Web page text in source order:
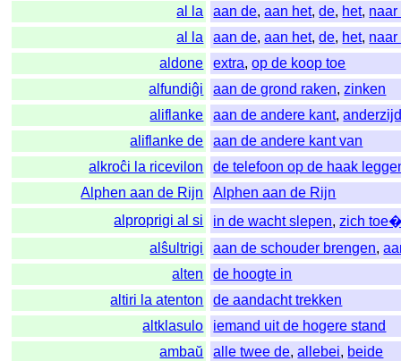
al la aan de,aan het,de, het, naar
al la
aan de,aan het,de, het, naar
aldone
extra,op de koop toe
alfundiĝi
aan de grond raken,zinken
aliflanke
aan de andere kant,
aliflanke de
aan de andere kant van
alkroĉi la ricevilon
de telefoon op de haak
Alphen aan de Rijn
Alphen aan de Rijn
alproprigi al si
in de wacht slepen,zich
alŝultrigi
aan de schouder brengen,
alten
de hoogte in
altiri la atenton
de aandacht trekken
altklasulo
iemand uit de hogere stand
ambaŭ
alle twee de,allebei, beide